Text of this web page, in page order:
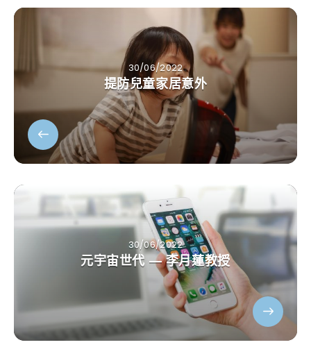
30/06/2022
提防兒童家居意外
30/06/2022
元宇宙世代 — 李月蓮教授